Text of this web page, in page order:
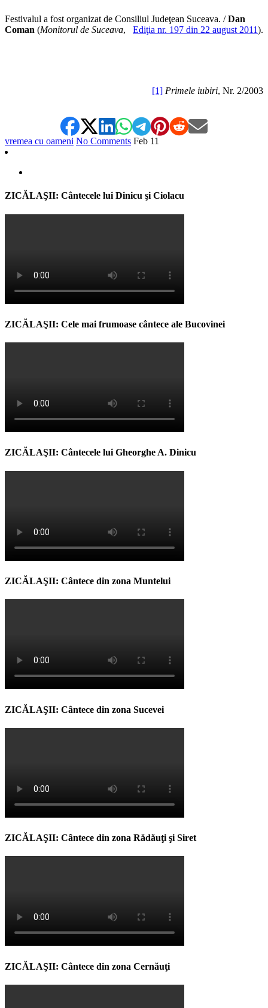
Festivalul a fost organizat de Consiliul Judeţean Suceava. /Dan
Coman (Monitorul de Suceava, Ediţia nr. 197 din 22 august 2011).
[1] Primele iubiri, Nr. 2/2003
vremea cu oameni No Comments Feb 11
ZICĂLAŞII: Cântecele lui Dinicu şi Ciolacu
ZICĂLAŞII: Cele mai frumoase cântece ale Bucovinei
ZICĂLAŞII: Cântecele lui Gheorghe A. Dinicu
ZICĂLAŞII: Cântece din zona Muntelui
ZICĂLAŞII: Cântece din zona Sucevei
ZICĂLAŞII: Cântece din zona Rădăuţi şi Siret
ZICĂLAŞII: Cântece din zona Cernăuţi